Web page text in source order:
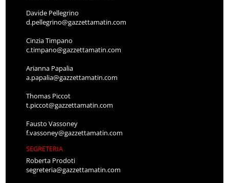
Davide Pellegrino
d.pellegrino@gazzettamatin.com
Cinzia Timpano
c.timpano@gazzettamatin.com
Arianna Papalia
a.papalia@gazzettamatin.com
Thomas Piccot
t.piccot@gazzettamatin.com
Fausto Vassoney
f.vassoney@gazzettamatin.com
SEGRETERIA
Roberta Prodoti
segreteria@gazzettamatin.com